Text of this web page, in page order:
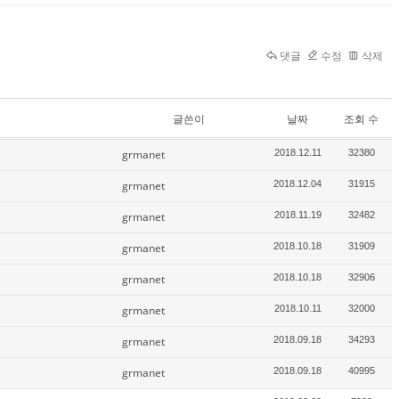
댓글 수정 삭제
글쓴이 날짜 조회 수
grmanet 2018.12.11 32380
grmanet 2018.12.04 31915
grmanet 2018.11.19 32482
grmanet 2018.10.18 31909
grmanet 2018.10.18 32906
grmanet 2018.10.11 32000
grmanet 2018.09.18 34293
grmanet 2018.09.18 40995